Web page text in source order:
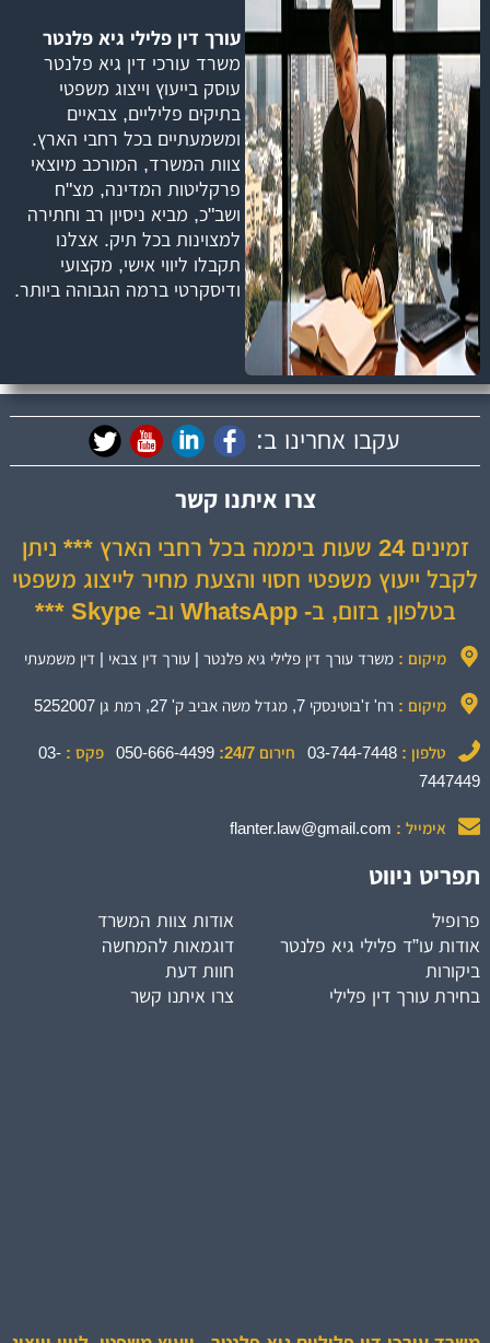
עורך דין פלילי גיא פלנטר
משרד עורכי דין גיא פלנטר
עוסק בייעוץ וייצוג משפטי
בתיקים פליליים, צבאיים
ומשמעתיים בכל רחבי הארץ.
צוות המשרד, המורכב מיוצאי
פרקליטות המדינה, מצ"ח
ושב"כ, מביא ניסיון רב וחתירה
למצוינות בכל תיק. אצלנו
תקבלו ליווי אישי, מקצועי
ודיסקרטי ברמה הגבוהה ביותר.
עקבו אחרינו ב:
צרו איתנו קשר
זמינים 24 שעות ביממה בכל רחבי הארץ *** ניתן
לקבל ייעוץ משפטי חסוי והצעת מחיר לייצוג משפטי
בטלפון, בזום, ב- WhatsApp וב- Skype ***
מיקום : משרד עורך דין פלילי גיא פלנטר | עורך דין צבאי | דין משמעתי
מיקום : רח' ז'בוטינסקי 7, מגדל משה אביב ק' 27, רמת גן 5252007
טלפון : 03-744-7448 חירום 24/7: 050-666-4499 פקס : 03-
7447449
אימייל : flanter.law@gmail.com
תפריט ניווט
פרופיל
אודות צוות המשרד
אודות עו”ד פלילי גיא פלנטר
דוגמאות להמחשה
ביקורות
חוות דעת
בחירת עורך דין פלילי
צרו איתנו קשר